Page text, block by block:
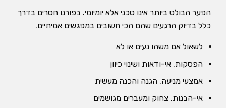
הפער הבולט ביותר אינו טכני אלא יומיומי. בפורנו חסרים בדרך
כלל בדיוק הרגעים שהם הכי חשובים במפגשים אמיתיים.
לשאול אם משהו נעים או לא
הפסקות, אי-ודאות ושינוי כיוון
אמצעי מניעה, הגנה והכנה מעשית
אי-הבנות, צחוק ומעברים מגושמים